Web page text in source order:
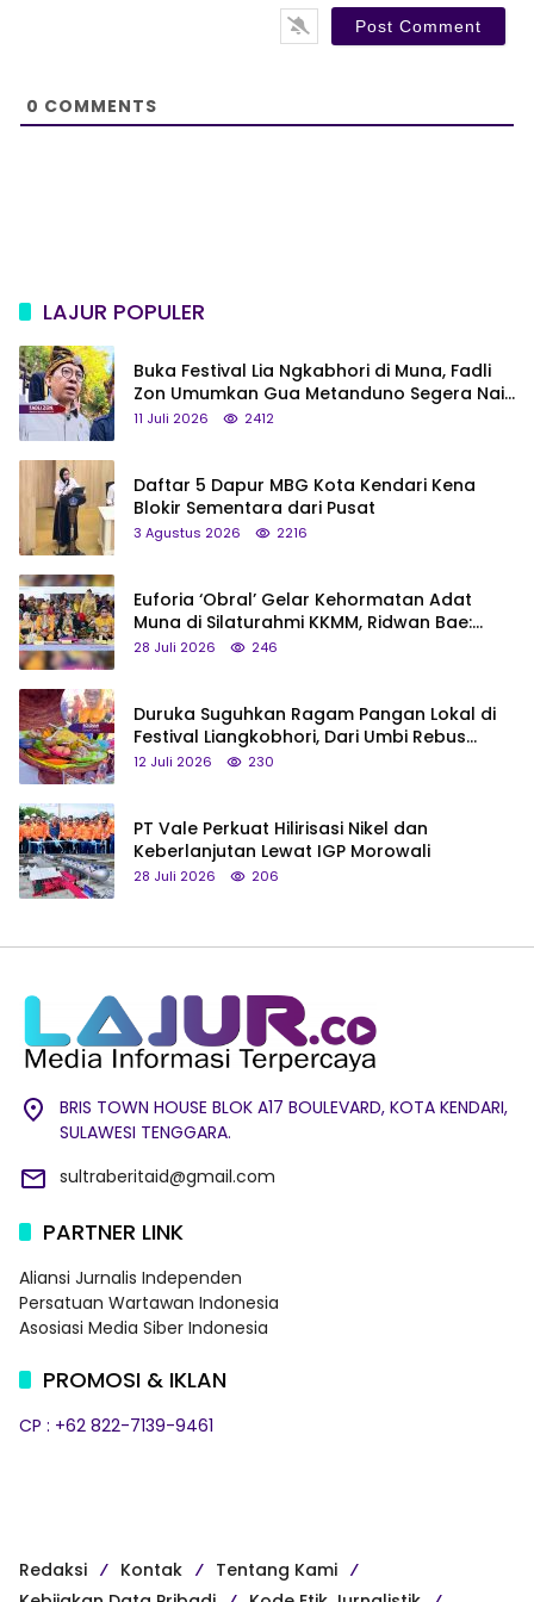
0 COMMENTS
LAJUR POPULER
Buka Festival Lia Ngkabhori di Muna, Fadli
Zon Umumkan Gua Metanduno Segera Naik
Status Jadi Cagar Budaya Nasional
11 Juli 2026 2412
Daftar 5 Dapur MBG Kota Kendari Kena
Blokir Sementara dari Pusat
3 Agustus 2026 2216
Euforia ‘Obral’ Gelar Kehormatan Adat
Muna di Silaturahmi KKMM, Ridwan Bae:
Saya Bukan Tipe Begitu, Belum Pantas!
28 Juli 2026 246
Duruka Suguhkan Ragam Pangan Lokal di
Festival Liangkobhori, Dari Umbi Rebus
hingga Tumpeng Beras Muna
12 Juli 2026 230
PT Vale Perkuat Hilirisasi Nikel dan
Keberlanjutan Lewat IGP Morowali
28 Juli 2026 206
BRIS TOWN HOUSE BLOK A17 BOULEVARD, KOTA KENDARI,
SULAWESI TENGGARA.
sultraberitaid@gmail.com
PARTNER LINK
Aliansi Jurnalis Independen
Persatuan Wartawan Indonesia
Asosiasi Media Siber Indonesia
PROMOSI & IKLAN
CP : +62 822-7139-9461
Redaksi Kontak
Tentang Kami